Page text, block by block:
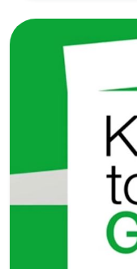
Bilanzierung)
Klimastrategie